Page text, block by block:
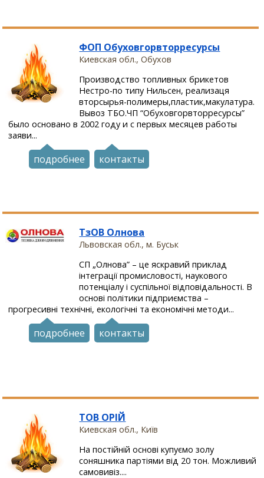
ФОП Обуховгорвторресурсы
Киевская обл., Обухов
Производство топливных брикетов
Нестро-по типу Нильсен, реализаця
вторсырья-полимеры,пластик,макулатура.
Вывоз ТБО.ЧП “Обуховгорвторресурсы”
было основано в 2002 году и с первых месяцев работы
заяви...
подробнее контакты
ТзОВ Олнова
Львовская обл., м. Буськ
СП „Олнова” – це яскравий приклад
інтеграції промисловості, наукового
потенціалу і суспільної відповідальності. В
основі політики підприємства –
прогресивні технічні, екологічні та економічні методи...
подробнее контакты
ТОВ ОРІЙ
Киевская обл., Київ
На постійній основі купуємо золу
соняшника партіями від 20 тон. Можливий
самовивіз....